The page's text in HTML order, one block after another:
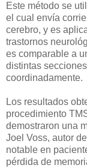
Este método se
el cual envía
cerebro, y es
trastornos
es comparable a
distintas
coordinadamente.
Los resultados
procedimiento
demostraron una
Joel Voss, autor
notable en
pérdida de